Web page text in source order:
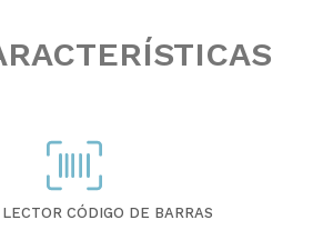
CÓDIGO DE BARRAS